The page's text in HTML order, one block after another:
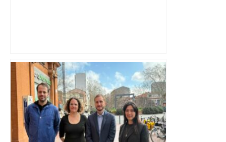
Un homme allongé sur les rails : il
meurt percuté par un train, le trafic
ferroviaire à l’arrêt dans le Lauragais,
au sud de Toulouse – ladepeche.fr